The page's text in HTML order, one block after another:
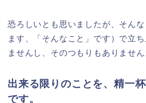
恐ろしいとも思いましたが、そん
ます、「そんなこと」です）で立
ませんし、そのつもりもありません
出来る限りのことを、精一
です。